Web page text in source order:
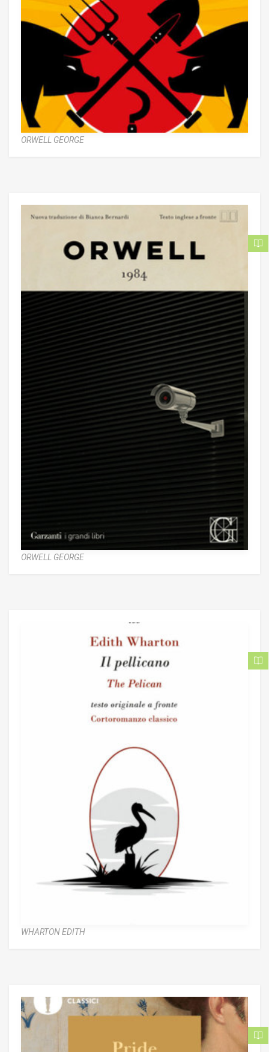
ORWELL GEORGE
ORWELL GEORGE
WHARTON EDITH